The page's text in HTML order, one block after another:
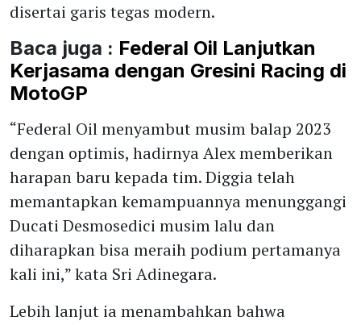
disertai garis tegas modern.
Baca juga : Federal Oil Lanjutkan
Kerjasama dengan Gresini Racing di
MotoGP
“Federal Oil menyambut musim balap 2023
dengan optimis, hadirnya Alex memberikan
harapan baru kepada tim. Diggia telah
memantapkan kemampuannya menunggangi
Ducati Desmosedici musim lalu dan
diharapkan bisa meraih podium pertamanya
kali ini,” kata Sri Adinegara.
Lebih lanjut ia menambahkan bahwa